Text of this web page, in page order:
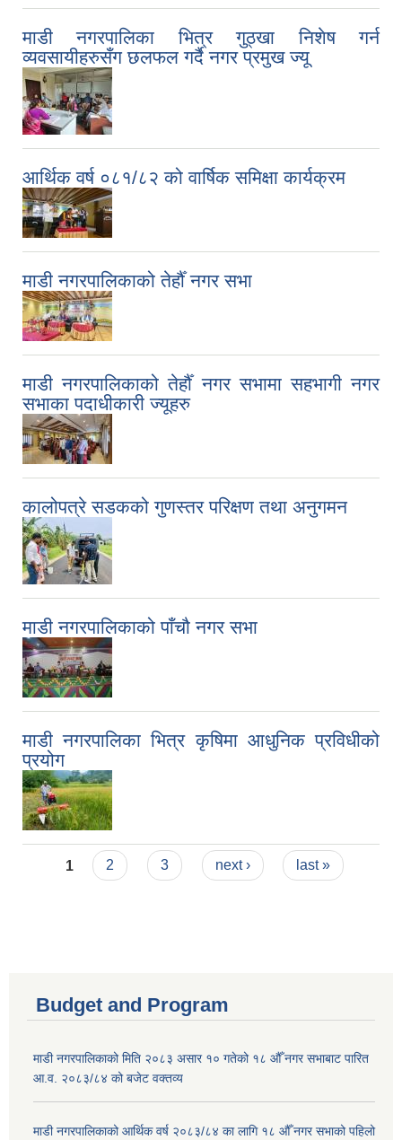
माडी नगरपालिका भित्र गुठ्खा निशेष गर्न
व्यवसायीहरुसँग छलफल गर्दै नगर प्रमुख ज्यू
आर्थिक वर्ष ०८१/८२ को वार्षिक समिक्षा कार्यक्रम
माडी नगरपालिकाको तेर्हौँ नगर सभा
माडी नगरपालिकाको तेर्हौँ नगर सभामा सहभागी नगर
सभाका पदाधीकारी ज्यूहरु
कालोपत्रे सडकको गुणस्तर परिक्षण तथा अनुगमन
माडी नगरपालिकाको पाँचौ नगर सभा
माडी नगरपालिका भित्र कृषिमा आधुनिक प्रविधीको
प्रयोग
Pages
1 2 3 next › last »
Budget and Program
माडी नगरपालिकाको मिति २०८३ असार १० गतेको १८ औँ नगर सभाबाट पारित
आ.व. २०८३/८४ को बजेट वक्तव्य
माडी नगरपालिकाको आर्थिक वर्ष २०८३/८४ का लागि १८ औँ नगर सभाको पहिलो